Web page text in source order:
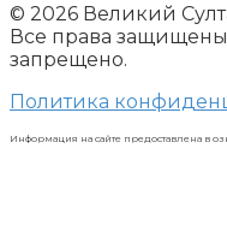
© 2026 Великий
Все права
запрещено.
Политика
Информация на сайте предоставлена в